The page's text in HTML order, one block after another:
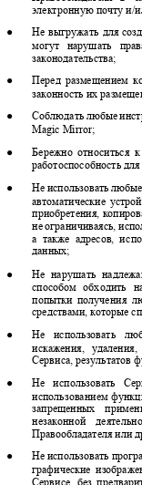
электронную почту и/
● Не выгружать для
могут
нарушать
законодательства;
● Перед размещением
законность их
● Соблюдать любые
Magic Mirror;
● Бережно относиться к
работоспособность
● Не использовать
автоматические ус
приобретения,
не ограничиваясь,
а
также адресов, и
данных;
● Не нарушать надлежа
способом
обходить
попытки получения
средствами, которые
● Не использовать
искажения,
удаления,
Сервиса, результатов
● Не использовать
использованием фу
запрещенных
незаконной
Правообладателя или
● Не использовать
графические
Сервисе,
без